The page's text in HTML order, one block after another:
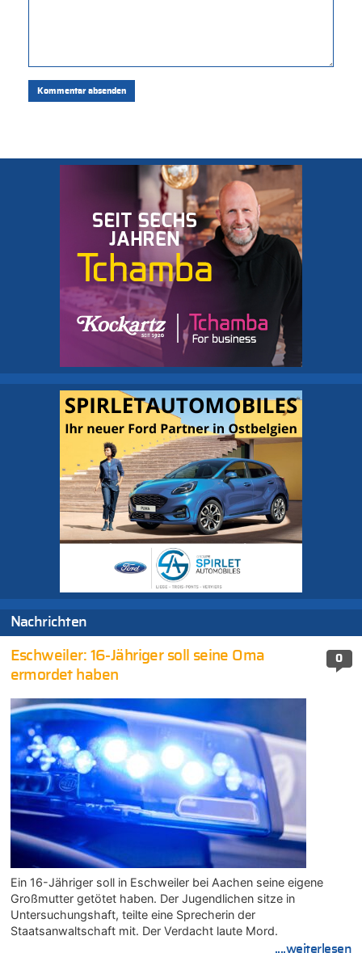
Nachrichten
0
Eschweiler: 16-Jähriger soll seine Oma
ermordet haben
Ein 16-Jähriger soll in Eschweiler bei Aachen seine eigene
Großmutter getötet haben. Der Jugendlichen sitze in
Untersuchungshaft, teilte eine Sprecherin der
Staatsanwaltschaft mit. Der Verdacht laute Mord.
....weiterlesen